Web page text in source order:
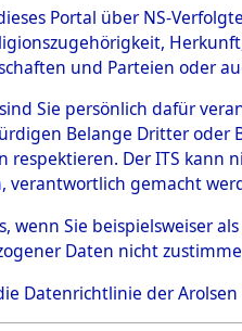
→0003
Portal über NS-
und Parteien oder
Sie persönlich dafür
Belange Dritter
respektieren. Der ITS
verantwortlich gemacht
wenn Sie beispielsweiser
Daten nicht
Datenrichtlinie der Arolsen